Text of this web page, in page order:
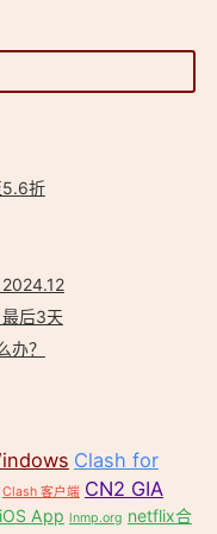
折
后3天
办？
Clash for
Clash 客户端 CN2 GIA
iOS App lnmp.org netflix合